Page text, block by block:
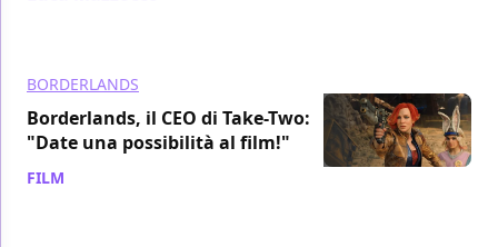
BORDERLANDS
Borderlands, il CEO di Take-Two:
"Date una possibilità al film!"
FILM